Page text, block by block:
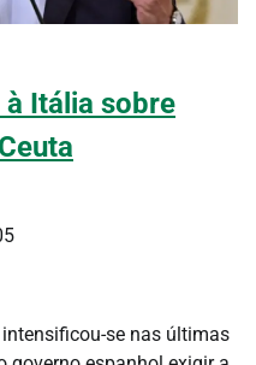
Itália sobre
se nas últimas